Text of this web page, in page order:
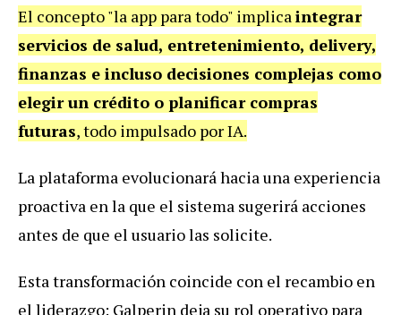
El concepto "la app para todo" implicaintegrar
servicios de salud, entretenimiento, delivery,
finanzas e incluso decisiones complejas como
elegir un crédito o planificar compras
futuras, todo impulsado por IA.
La plataforma evolucionará hacia una experiencia
proactiva en la que el sistema sugerirá acciones
antes de que el usuario las solicite.
Esta transformación coincide con el recambio en
el liderazgo: Galperin deja su rol operativo para